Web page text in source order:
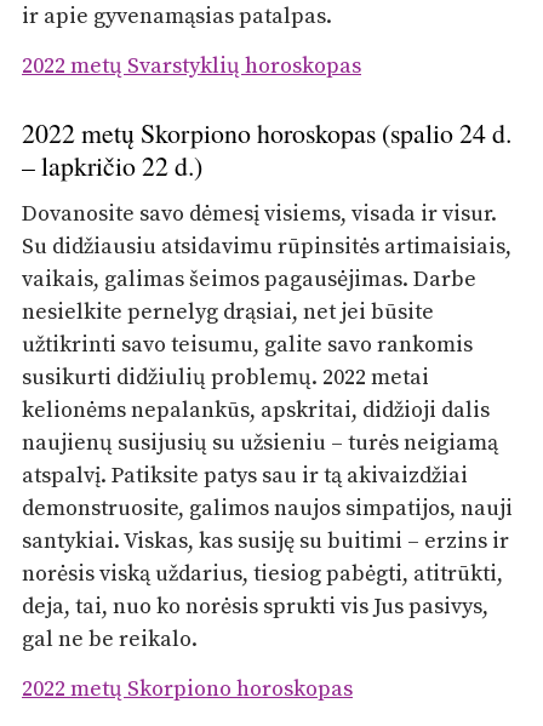
ir apie gyvenamąsias patalpas.
2022 metų Svarstyklių horoskopas
2022 metų Skorpiono horoskopas (spalio 24 d.
– lapkričio 22 d.)
Dovanosite savo dėmesį visiems, visada ir visur.
Su didžiausiu atsidavimu rūpinsitės artimaisiais,
vaikais, galimas šeimos pagausėjimas. Darbe
nesielkite pernelyg drąsiai, net jei būsite
užtikrinti savo teisumu, galite savo rankomis
susikurti didžiulių problemų. 2022 metai
kelionėms nepalankūs, apskritai, didžioji dalis
naujienų susijusių su užsieniu – turės neigiamą
atspalvį. Patiksite patys sau ir tą akivaizdžiai
demonstruosite, galimos naujos simpatijos, nauji
santykiai. Viskas, kas susiję su buitimi – erzins ir
norėsis viską uždarius, tiesiog pabėgti, atitrūkti,
deja, tai, nuo ko norėsis sprukti vis Jus pasivys,
gal ne be reikalo.
2022 metų Skorpiono horoskopas